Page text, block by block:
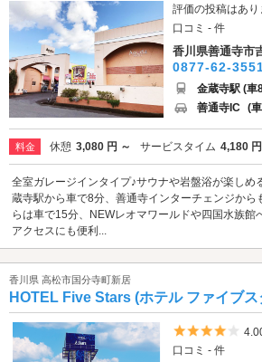
評価の投稿はあり
口コミ - 件
香川県善通寺市
0877-62-
金蔵寺駅 (車
善通寺IC (
料金 休憩 3,080 円 ～ サービスタイム 4,180
全室ガレージインタイプ♪サウナや岩盤浴が楽し
蔵寺駅から車で8分、善通寺インターチェンジから
らは車で15分、NEWレオマワールドや四国水族館
アクセスにも便利...
香川県 高松市国分寺町新居
HOTEL Five Stars (ホテル ファイブス
5
口コミ - 件